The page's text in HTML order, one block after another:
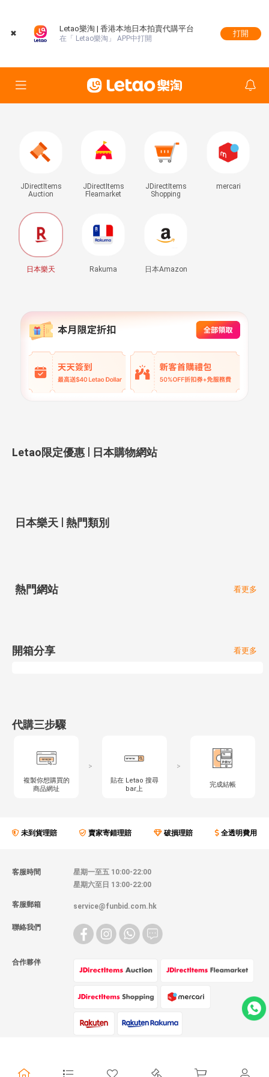
✖
Letao樂淘 | 香港本地日本拍賣代購平台
在「 Letao樂淘」 APP中打開
打開
JDirectItems
Auction
JDirectItems
Fleamarket
JDirectItems
Shopping
mercari
日本樂天 Rakuma 日本Amazon
Letao限定優惠 | 日本購物網站
日本樂天 | 熱門類別
熱門網站 看更多
開箱分享 看更多
代購三步驟
複製你想購買的
商品網址
>
貼在 Letao 搜尋
bar上
>
完成結帳
未到貨理賠 賣家寄錯理賠 破損理賠 全透明費用
客服時間
星期一至五 10:00-22:00
星期六至日 13:00-22:00
客服郵箱 service@funbid.com.hk
聯絡我們
合作夥伴